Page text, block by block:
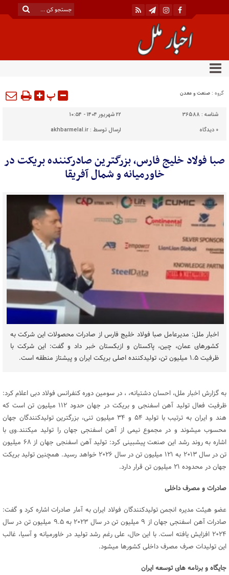
گروه : صنعت و معدن پ
شناسه : 36588
۲۲ شهریور ۱۴۰۴ - ۱۰:۵۴
0 دیدگاه ارسال توسط :akhbarmelal.ir
صبا فولاد خلیج فارس، بزرگترین صادرکننده بریکت در
خاورمیانه و شمال آفریقا
اخبار ملل: مدیرعامل صبا فولاد خلیج فارس از صادرات محصولات این شرکت به
کشورهای عمان، چین، پاکستان و ازبکستان خبر داد و گفت: این شرکت با
ظرفیت ۱.۵ میلیون تن، تولیدکننده اصلی بریکت ایران و پیشتاز منطقه است.
به گزارش اخبار ملل، احسان دشتیانه، ، در سومین دوره کنفرانس فولاد دبی اعلام کرد:
ظرفیت فعال تولید آهن اسفنجی و بریکت در جهان حدود ۱۱۲ میلیون تن است که
هند و ایران به ترتیب با تولید ۵۴ و ۳۴ میلیون تنی، بزرگترین تولیدکنندگان جهان
محسوب میشوند و در مجموع نیمی از آهن اسفنجی جهان را تولید میکنند.وی با
اشاره به روند رشد این صنعت پیشبینی کرد: تولید آهن اسفنجی جهان از ۶۸ میلیون
تن در سال ۲۰۱۳ به ۱۲۱ میلیون تن در سال ۲۰۲۶ خواهد رسید. همچنین تولید بریکت
جهان در محدوده ۲۱ میلیون تن قرار دارد.
صادرات و مصرف داخلی
عضو هیئت مدیره انجمن تولیدکنندگان فولاد ایران به آمار صادرات اشاره کرد و گفت:
صادرات آهن اسفنجی جهان از ۹ میلیون تن در سال ۲۰۲۳ به ۹.۵ میلیون تن در سال
۲۰۲۴ افزایش یافته است. با این حال، علی رغم رشد تولید در خاورمیانه و آسیا، غالب
این تولیدات صرف مصرف داخلی کشورها میشود.
جایگاه و برنامه های توسعه ایران